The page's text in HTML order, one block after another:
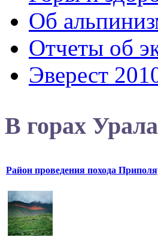
Об
Отчеты об
Эверест
В горах
Район проведения похода